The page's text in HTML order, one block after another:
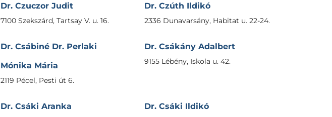
Dr. Czuczor Judit
7100 Szekszárd, Tartsay V. u. 16.
Dr. Czúth Ildikó
2336 Dunavarsány, Habitat u. 22-24.
Dr. Csábiné Dr. Perlaki
Mónika Mária
2119 Pécel, Pesti út 6.
Dr. Csákány Adalbert
9155 Lébény, Iskola u. 42.
Dr. Csáki Aranka Dr. Csáki Ildikó